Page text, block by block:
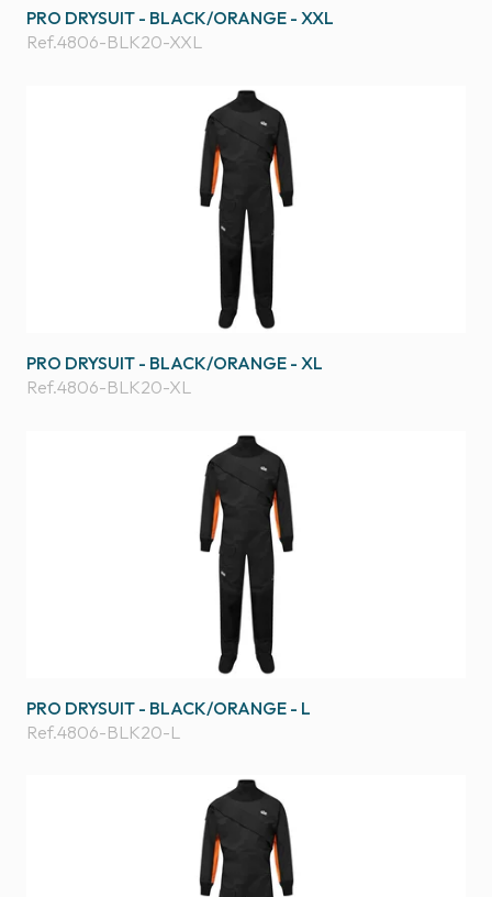
PRO DRYSUIT - BLACK/ORANGE - XXL
Ref.4806-BLK20-XXL
PRO DRYSUIT - BLACK/ORANGE - XL
Ref.4806-BLK20-XL
PRO DRYSUIT - BLACK/ORANGE - L
Ref.4806-BLK20-L